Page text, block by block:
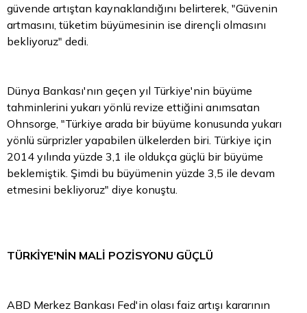
güvende artıştan kaynaklandığını belirterek, "Güvenin
artmasını, tüketim büyümesinin ise dirençli olmasını
bekliyoruz" dedi.
Dünya Bankası'nın geçen yıl Türkiye'nin büyüme
tahminlerini yukarı yönlü revize ettiğini anımsatan
Ohnsorge, "Türkiye arada bir büyüme konusunda yukarı
yönlü sürprizler yapabilen ülkelerden biri. Türkiye için
2014 yılında yüzde 3,1 ile oldukça güçlü bir büyüme
beklemiştik. Şimdi bu büyümenin yüzde 3,5 ile devam
etmesini bekliyoruz" diye konuştu.
TÜRKİYE'NİN MALİ POZİSYONU GÜÇLÜ
ABD Merkez Bankası Fed'in olası faiz artışı kararının